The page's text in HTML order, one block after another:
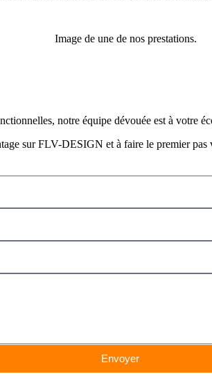
notre équipe dévouée est à votre
sur FLV-DESIGN et à faire le premier
Envoyer